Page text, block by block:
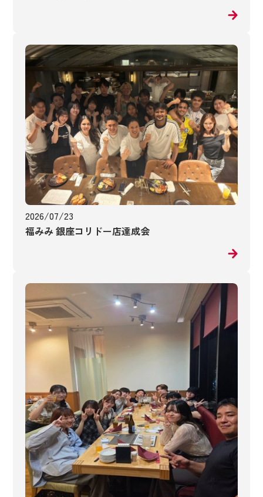
2026/07/23
福みみ 銀座コリドー店達成会